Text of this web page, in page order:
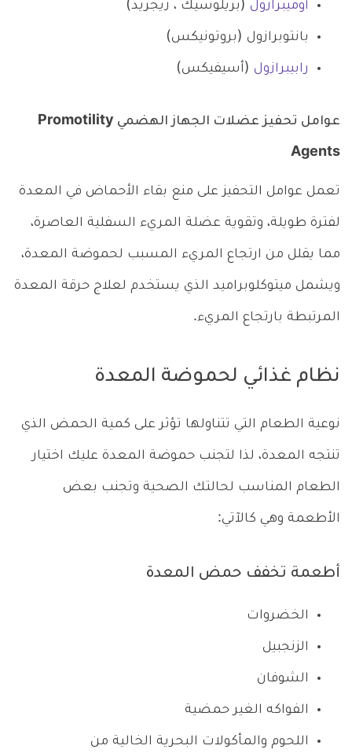
أوميبرازول (بريلوسيك ، زيجريد)
بانتوبرازول (بروتونيكس)
رابيبرازول (أسيفيكس)
عوامل تحفيز عضلات الجهاز الهضمي Promotility
Agents
تعمل عوامل التحفيز على منع بقاء الأحماض في المعدة
لفترة طويلة، وتقوية عضلة المريء السفلية العاصرة،
مما يقلل من ارتجاع المريء المسبب لحموضة المعدة،
ويشمل ميتوكلوبراميد الذي يستخدم لعلاج حرقة المعدة
المرتبطة بارتجاع المريء.
نظام غذائي لحموضة المعدة
نوعية الطعام التي تتناولها تؤثر على كمية الحمض الذي
تنتجه المعدة، لذا لتجنب حموضة المعدة عليك اختيار
الطعام المناسب لحالتك الصحية وتجنب بعض
الأطعمة وهي كالآتي:
أطعمة تخفف حمض المعدة
الخضروات
الزنجبيل
الشوفان
الفواكه الغير حمضية
اللحوم والمأكولات البحرية الخالية من